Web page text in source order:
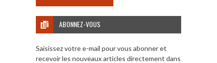
ABONNEZ-VOUS
Saisissez votre e-mail pour vous abonner et
recevoir les nouveaux articles directement dans